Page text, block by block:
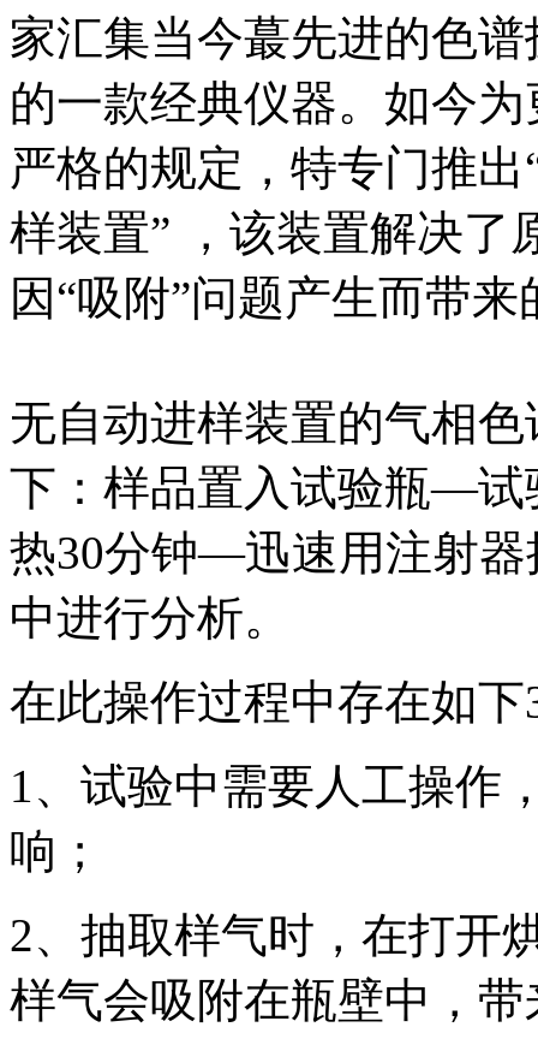
家汇集当今蕞先进的色
的一款经典仪器。如今
严格的规定，特专门推
样装置” ，该装置解决了
因“吸附”问题产生而带
无自动进样装置的气相
下：样品置入试验瓶—
热30分钟—迅速用注射
中进行分析。
在此操作过程中存在如
1、试验中需要人工操作
响；
2、抽取样气时，在打开
样气会吸附在瓶壁中，